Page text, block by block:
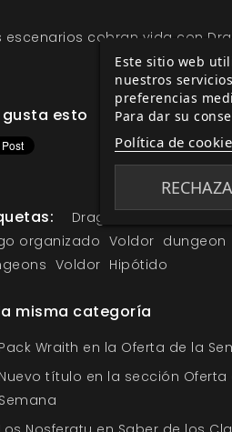
escenarios cobran vida con
gusta esto
Dragon Ground Set Vol 1
organizado Voldor dungeon
Voldor Hipótido
misma categoría
Pack Wraith en la Oferta de la
Nuevo título en la sección Oferta
Semana
Este sitio web
nuestros
preferencias
Para dar su
Política de